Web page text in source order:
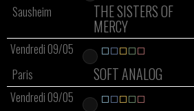
Sausheim
THE SISTERS OF
MERCY
Vendredi 09/05
Paris
SOFT ANALOG
Vendredi 09/05